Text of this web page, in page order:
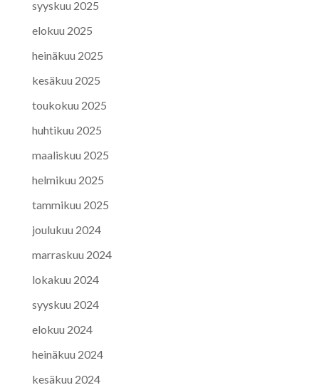
syyskuu 2025
elokuu 2025
heinäkuu 2025
kesäkuu 2025
toukokuu 2025
huhtikuu 2025
maaliskuu 2025
helmikuu 2025
tammikuu 2025
joulukuu 2024
marraskuu 2024
lokakuu 2024
syyskuu 2024
elokuu 2024
heinäkuu 2024
kesäkuu 2024